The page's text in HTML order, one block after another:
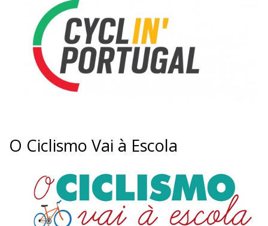
O Ciclismo Vai à Escola